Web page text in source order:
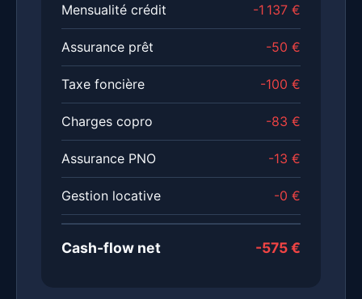
Mensualité crédit -1 137 €
Assurance prêt -50 €
Taxe foncière -100 €
Charges copro -83 €
Assurance PNO -13 €
Gestion locative -0 €
Cash-flow net -575 €